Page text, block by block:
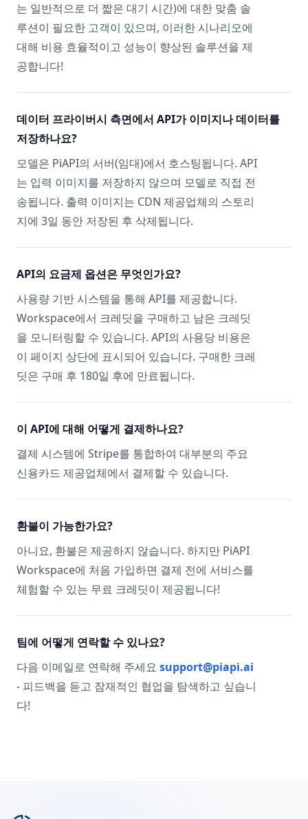
는 일반적으로 더 짧은 대기 시간)에 대한 맞춤 솔
루션이 필요한 고객이 있으며, 이러한 시나리오에
대해 비용 효율적이고 성능이 향상된 솔루션을 제
공합니다!
데이터 프라이버시 측면에서 API가 이미지나 데이터를
저장하나요?
모델은 PiAPI의 서버(임대)에서 호스팅됩니다. API
는 입력 이미지를 저장하지 않으며 모델로 직접 전
송됩니다. 출력 이미지는 CDN 제공업체의 스토리
지에 3일 동안 저장된 후 삭제됩니다.
API의 요금제 옵션은 무엇인가요?
사용량 기반 시스템을 통해 API를 제공합니다.
Workspace에서 크레딧을 구매하고 남은 크레딧
을 모니터링할 수 있습니다. API의 사용당 비용은
이 페이지 상단에 표시되어 있습니다. 구매한 크레
딧은 구매 후 180일 후에 만료됩니다.
이 API에 대해 어떻게 결제하나요?
결제 시스템에 Stripe를 통합하여 대부분의 주요
신용카드 제공업체에서 결제할 수 있습니다.
환불이 가능한가요?
아니요, 환불은 제공하지 않습니다. 하지만 PiAPI
Workspace에 처음 가입하면 결제 전에 서비스를
체험할 수 있는 무료 크레딧이 제공됩니다!
팀에 어떻게 연락할 수 있나요?
다음 이메일로 연락해 주세요 support@piapi.ai
- 피드백을 듣고 잠재적인 협업을 탐색하고 싶습니
다!